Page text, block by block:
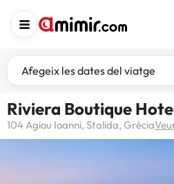
Afegeix les dates del viatge
Riviera Boutique
104 Agiou Ioanni, Stalida, Grècia